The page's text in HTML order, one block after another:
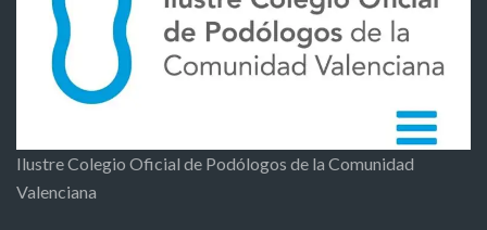
Ilustre Colegio Oficial de Podólogos de la Comunidad
Valenciana